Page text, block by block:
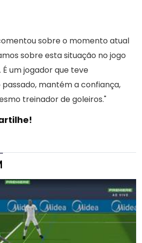
sobre o momento atual
sobre esta situação no jogo
um jogador que teve
mantém a confiança,
treinador de goleiros."